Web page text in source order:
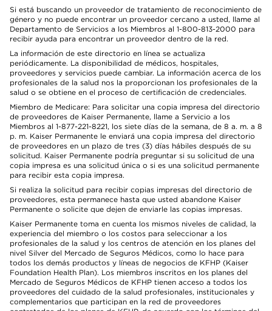
Si está buscando un proveedor de tratamiento de reconocimiento de
género y no puede encontrar un proveedor cercano a usted, llame al
Departamento de Servicios a los Miembros al 1-800-813-2000 para
recibir ayuda para encontrar un proveedor dentro de la red.
La información de este directorio en línea se actualiza
periódicamente. La disponibilidad de médicos, hospitales,
proveedores y servicios puede cambiar. La información acerca de los
profesionales de la salud nos la proporcionan los profesionales de la
salud o se obtiene en el proceso de certificación de credenciales.
Miembro de Medicare: Para solicitar una copia impresa del directorio
de proveedores de Kaiser Permanente, llame a Servicio a los
Miembros al 1-877-221-8221, los siete días de la semana, de 8 a. m. a 8
p. m. Kaiser Permanente le enviará una copia impresa del directorio
de proveedores en un plazo de tres (3) días hábiles después de su
solicitud. Kaiser Permanente podría preguntar si su solicitud de una
copia impresa es una solicitud única o si es una solicitud permanente
para recibir esta copia impresa.
Si realiza la solicitud para recibir copias impresas del directorio de
proveedores, esta permanece hasta que usted abandone Kaiser
Permanente o solicite que dejen de enviarle las copias impresas.
Kaiser Permanente toma en cuenta los mismos niveles de calidad, la
experiencia del miembro o los costos para seleccionar a los
profesionales de la salud y los centros de atención en los planes del
nivel Silver del Mercado de Seguros Médicos, como lo hace para
todos los demás productos y líneas de negocios de KFHP (Kaiser
Foundation Health Plan). Los miembros inscritos en los planes del
Mercado de Seguros Médicos de KFHP tienen acceso a todos los
proveedores del cuidado de la salud profesionales, institucionales y
complementarios que participan en la red de proveedores